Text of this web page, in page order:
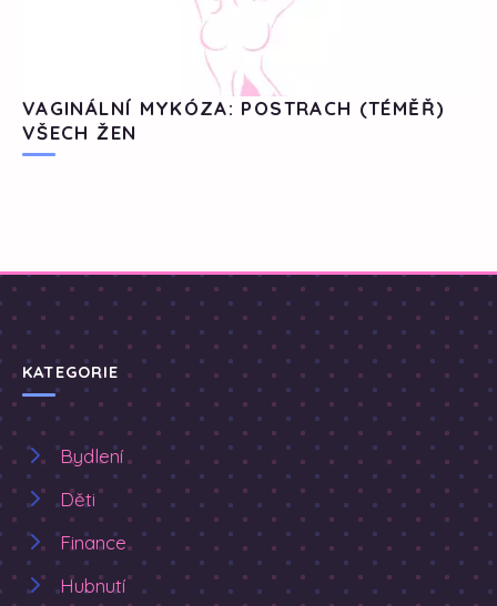
VAGINÁLNÍ MYKÓZA: POSTRACH (TÉMĚŘ)
VŠECH ŽEN
KATEGORIE
Bydlení
Děti
Finance
Hubnutí